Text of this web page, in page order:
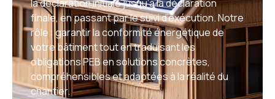
la déclaration initiale jusqu’à la déclaration
finale, en passant par le suivi d’exécution. Notre
rôle : garantir la conformité énergétique de
votre bâtiment tout en traduisant les
obligations PEB en solutions concrètes,
compréhensibles et adaptées à la réalité du
chantier.